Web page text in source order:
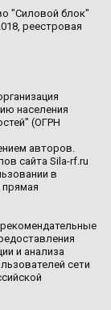
"Силовой блок"
реестровая
населения
(ОГРН
авторов.
сайта Sila-rf.ru
в
прямая
и анализа
сети